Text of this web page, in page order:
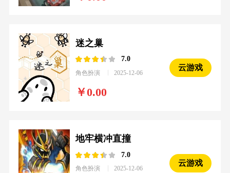
迷之巢
7.0
角色扮演 2025-12-06
0.00
云游戏
地牢横冲直撞
7.0
角色扮演 2025-12-06
云游戏